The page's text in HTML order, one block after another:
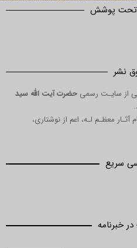
تحت پوشش
نشر
از سایـت رسمی حضرت آیت الله سید
معظـم لـه، اعم از نوشتاری،
سریع
خبرنامه